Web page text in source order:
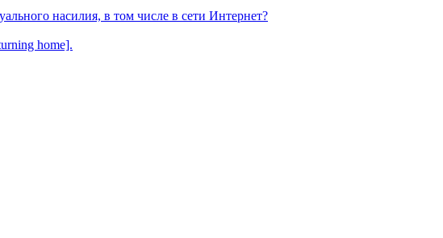
насилия, в том числе в сети Интернет?
home].